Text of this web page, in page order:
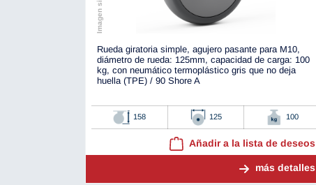
Rueda giratoria simple, agujero pasante para M10,
diámetro de rueda: 125mm, capacidad de carga: 100
kg, con neumático termoplástico gris que no deja
huella (TPE) / 90 Shore A
158 125 100
Añadir a la lista de deseos
más detalles